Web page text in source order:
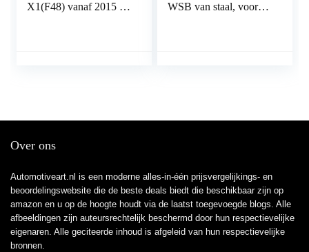
X1(F48) vanaf 2015 tot
WSB van staal, voor
Over ons
Automotiveart.nl is een moderne alles-in-één prijsvergelijkings- en
beoordelingswebsite die de beste deals biedt die beschikbaar zijn op
amazon en u op de hoogte houdt via de laatst toegevoegde blogs. Alle
afbeeldingen zijn auteursrechtelijk beschermd door hun respectievelijke
eigenaren. Alle geciteerde inhoud is afgeleid van hun respectievelijke
bronnen.